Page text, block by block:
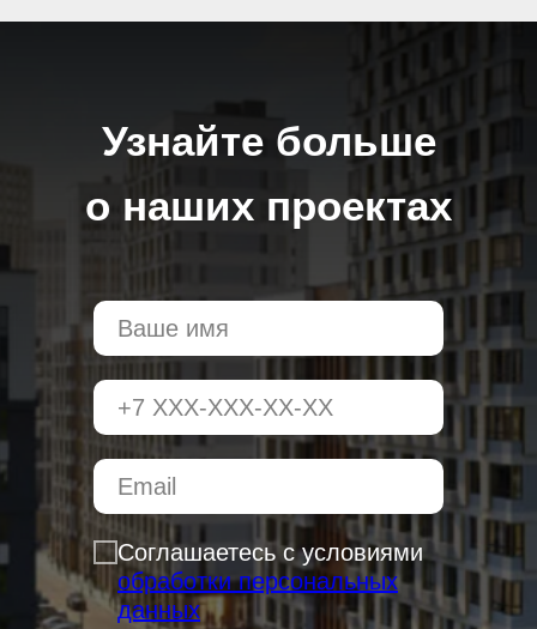
Узнайте больше
о наших проектах
Соглашаетесь с условиями
обработки персональных
данных